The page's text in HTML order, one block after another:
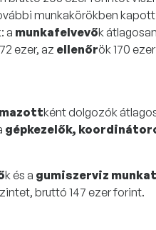
munkakörökben
a munkafelvevők
ezer, az ellenőrök 170
ként dolgozók
gépkezelők,
k és a gumiszerviz
bruttó 147 ezer forint.